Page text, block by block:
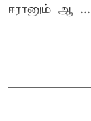
ஈரானும் ஆ ...